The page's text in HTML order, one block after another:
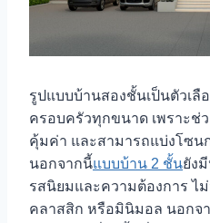
รูปแบบบ้านสองชั้นเป็นตัวเลื
ครอบครัวทุกขนาด เพราะช่
คุ้มค่า และสามารถแบ่งโซน
นอกจากนี้แบบบ้าน 2 ชั้นยัง
รสนิยมและความต้องการ ไ
คลาสสิก หรือมินิมอล นอกจ